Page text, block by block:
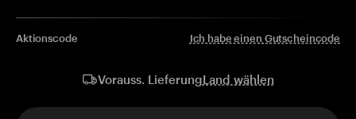
Aktionscode Ich habe einen Gutscheincode
Vorauss. LieferungLand wählen